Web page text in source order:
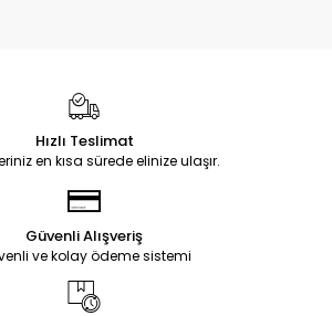
Hızlı Teslimat
en kısa sürede elinize ulaşır.
Güvenli Alışveriş
ve kolay ödeme sistemi